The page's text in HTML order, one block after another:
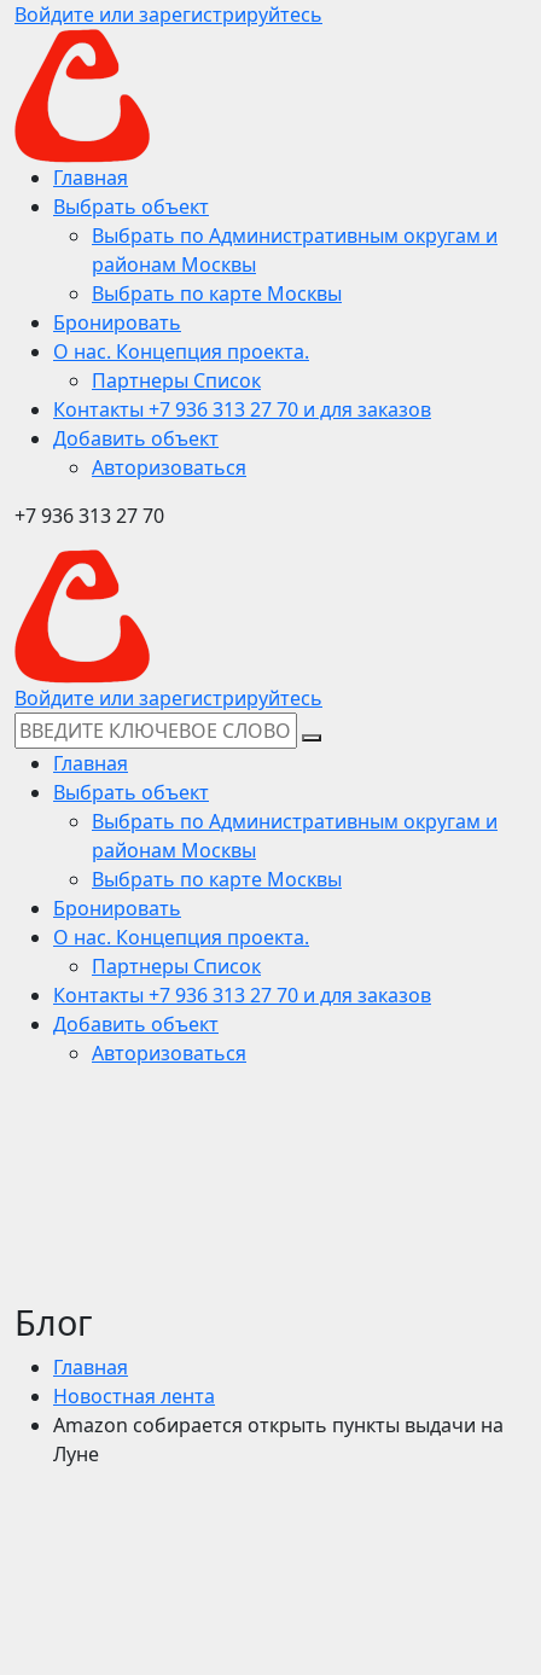
Войдите или зарегистрируйтесь
Главная
Выбрать объект
Выбрать по Административным округам и
районам Москвы
Выбрать по карте Москвы
Бронировать
О нас. Концепция проекта.
Партнеры Список
Контакты +7 936 313 27 70 и для заказов
Добавить объект
Авторизоваться
+7 936 313 27 70
Войдите или зарегистрируйтесь
Главная
Выбрать объект
Выбрать по Административным округам и
районам Москвы
Выбрать по карте Москвы
Бронировать
О нас. Концепция проекта.
Партнеры Список
Контакты +7 936 313 27 70 и для заказов
Добавить объект
Авторизоваться
Блог
Главная
Новостная лента
Amazon собирается открыть пункты выдачи на
Луне